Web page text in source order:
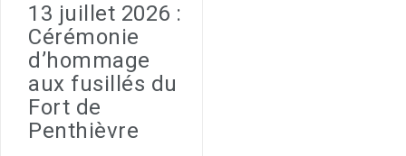
13 juillet 2026 :
Cérémonie
d’hommage
aux fusillés du
Fort de
Penthièvre